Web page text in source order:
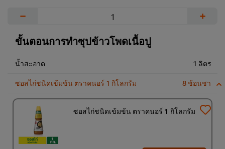
− +
ขั้นตอนการทำซุปข้าวโพดเนื้อปู
น้ำสะอาด 1 ลิตร
ซอสไก่ชนิดเข้มข้น ตราคนอร์ 1 กิโลกรัม 8 ช้อนชา
ซอสไก่ชนิดเข้มข้น ตราคนอร์ 1 กิโลกรัม